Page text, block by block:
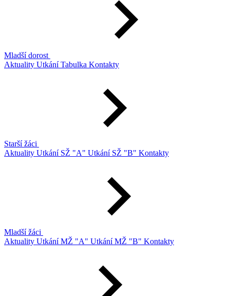
Mladší dorost
Aktuality UtkáníTabulka Kontakty
Starší žáci
Aktuality Utkání SŽ "A" Utkání SŽ "B" Kontakty
Mladší žáci
Aktuality Utkání MŽ "A" Utkání MŽ "B" Kontakty